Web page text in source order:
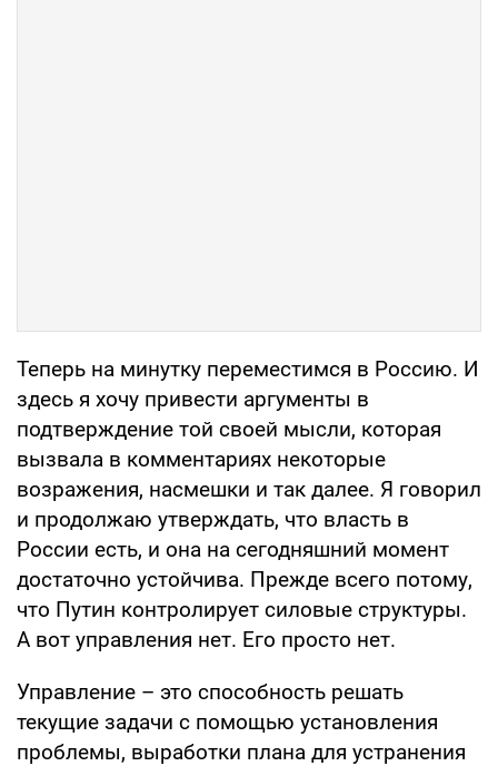
Теперь на минутку переместимся в Россию. И
здесь я хочу привести аргументы в
подтверждение той своей мысли, которая
вызвала в комментариях некоторые
возражения, насмешки и так далее. Я говорил
и продолжаю утверждать, что власть в
России есть, и она на сегодняшний момент
достаточно устойчива. Прежде всего потому,
что Путин контролирует силовые структуры.
А вот управления нет. Его просто нет.
Управление – это способность решать
текущие задачи с помощью установления
проблемы, выработки плана для устранения